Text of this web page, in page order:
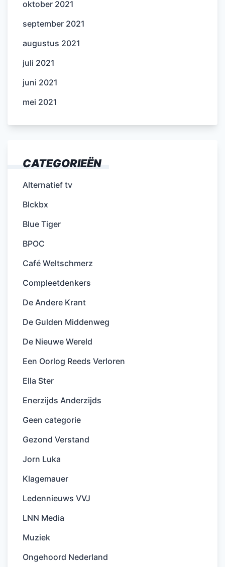
oktober 2021
september 2021
augustus 2021
juli 2021
juni 2021
mei 2021
CATEGORIEËN
Alternatief tv
Blckbx
Blue Tiger
BPOC
Café Weltschmerz
Compleetdenkers
De Andere Krant
De Gulden Middenweg
De Nieuwe Wereld
Een Oorlog Reeds Verloren
Ella Ster
Enerzijds Anderzijds
Geen categorie
Gezond Verstand
Jorn Luka
Klagemauer
Ledennieuws VVJ
LNN Media
Muziek
Ongehoord Nederland